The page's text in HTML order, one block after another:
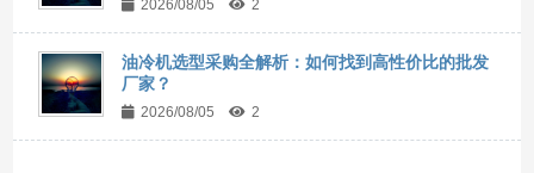
2026/08/05 2
油冷机选型采购全解析：如何找到高性价比的批发
厂家？
2026/08/05 2